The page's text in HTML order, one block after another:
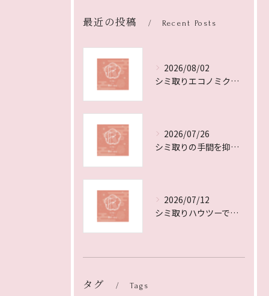
最近の投稿 Recent Posts
2026/08/02
シミ取りエコノミクス徹底比較と賢い費用対効果の選び方
2026/07/26
シミ取りの手間を抑えて美肌へ導く香川県高松市綾歌郡綾川町の選び方
2026/07/12
シミ取りハウツーで叶える香川県高松市三豊市の美肌と最適なクリニック選び完全ガイド
タグ Tags